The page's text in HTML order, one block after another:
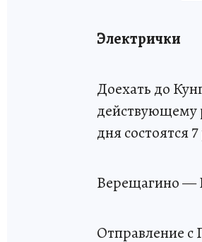
Электрички
Доехать до
действующему
дня состоятся
Верещагино —
Отправление с